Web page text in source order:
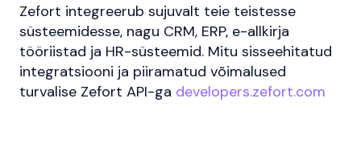
Zefort integreerub sujuvalt teie teistesse
süsteemidesse, nagu CRM, ERP, e-allkirja
tööriistad ja HR-süsteemid. Mitu sisseehitatud
integratsiooni ja piiramatud võimalused
turvalise Zefort API-ga developers.zefort.com